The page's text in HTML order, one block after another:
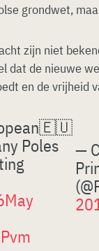
grondwet,
zijn niet
dat de nieuwe
en de vrijheid
Poles
—